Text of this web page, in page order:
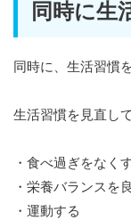
同時に生
同時に、生活習慣
生活習慣を見直して
・食べ過ぎをなく
・栄養バランスを
・運動する